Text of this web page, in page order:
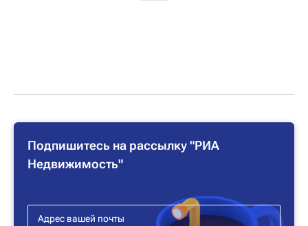
Подпишитесь на рассылку "РИА
Недвижимость"